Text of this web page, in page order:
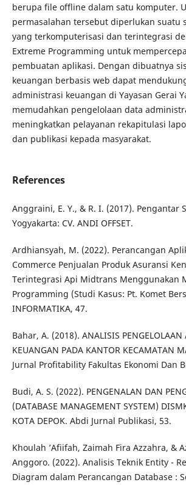
berupa file offline dalam satu komputer.
permasalahan tersebut diperlukan suatu
yang terkomputerisasi dan terintegrasi
Extreme Programming untuk
pembuatan aplikasi. Dengan dibuatnya
keuangan berbasis web dapat
administrasi keuangan di Yayasan Gerai
memudahkan pengelolaan data
meningkatkan pelayanan rekapitulasi
dan publikasi kepada masyarakat.
References
Anggraini, E. Y., & R. I. (2017). Pengantar
Yogyakarta: CV. ANDI OFFSET.
Ardhiansyah, M. (2022). Perancangan
Commerce Penjualan Produk Asuransi
Terintegrasi Api Midtrans Menggunakan
Programming (Studi Kasus: Pt. Komet
INFORMATIKA, 47.
Bahar, A. (2018). ANALISIS
KEUANGAN PADA KANTOR KECAMATAN
Jurnal Profitability Fakultas Ekonomi Dan
Budi, A. S. (2022). PENGENALAN DAN
(DATABASE MANAGEMENT SYSTEM)
KOTA DEPOK. Abdi Jurnal Publikasi, 53.
Khoulah ’Afiifah, Zaimah Fira Azzahra, &
Anggoro. (2022). Analisis Teknik Entity -
Diagram dalam Perancangan Database :